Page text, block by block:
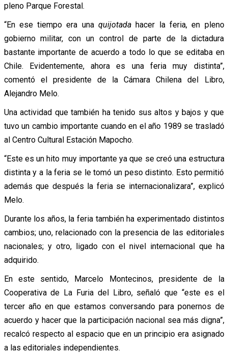
pleno Parque Forestal.
“En ese tiempo era unaquijotada hacer la feria, en pleno
gobierno militar, con un control de parte de la dictadura
bastante importante de acuerdo a todo lo que se editaba en
Chile. Evidentemente, ahora es una feria muy distinta”,
comentó el presidente de la Cámara Chilena del Libro,
Alejandro Melo.
Una actividad que también ha tenido sus altos y bajos y que
tuvo un cambio importante cuando en el año 1989 se trasladó
al Centro Cultural Estación Mapocho.
“Este es un hito muy importante ya que se creó una estructura
distinta y a la feria se le tomó un peso distinto. Esto permitió
además que después la feria se internacionalizara”, explicó
Melo.
Durante los años, la feria también ha experimentado distintos
cambios; uno, relacionado con la presencia de las editoriales
nacionales; y otro, ligado con el nivel internacional que ha
adquirido.
En este sentido, Marcelo Montecinos, presidente de la
Cooperativa de La Furia del Libro, señaló que “este es el
tercer año en que estamos conversando para ponernos de
acuerdo y hacer que la participación nacional sea más digna”,
recalcó respecto al espacio que en un principio era asignado
a las editoriales independientes.